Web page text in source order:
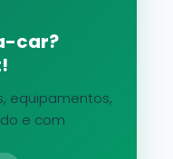
car?
equipamentos,
e com